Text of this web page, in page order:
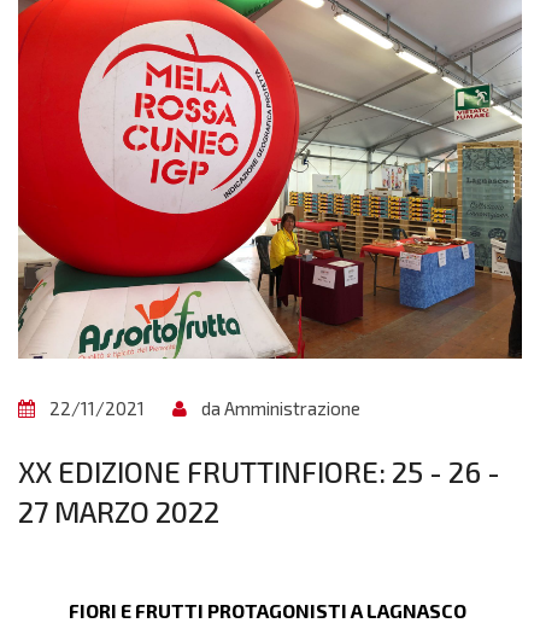
22/11/2021 da Amministrazione
XX EDIZIONE FRUTTINFIORE: 25 - 26 -
27 MARZO 2022
FIORI E FRUTTI PROTAGONISTI A LAGNASCO